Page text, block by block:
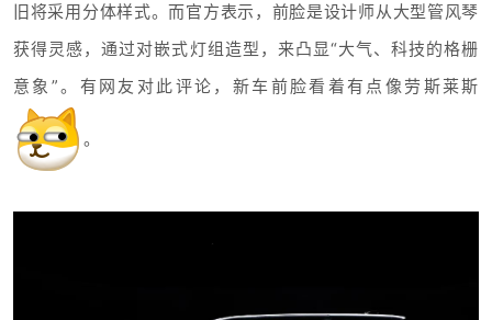
旧将采用分体样式。而官方表示，前脸是设计师从大型管风琴
获得灵感，通过对嵌式灯组造型，来凸显“大气、科技的格栅
意象”。有网友对此评论，新车前脸看着有点像劳斯莱斯
。